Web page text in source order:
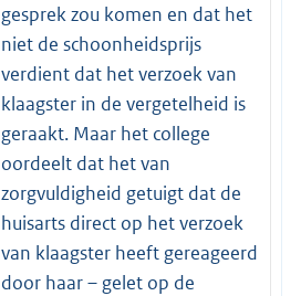
gesprek zou komen en dat het
niet de schoonheidsprijs
verdient dat het verzoek van
klaagster in de vergetelheid is
geraakt. Maar het college
oordeelt dat het van
zorgvuldigheid getuigt dat de
huisarts direct op het verzoek
van klaagster heeft gereageerd
door haar – gelet op de